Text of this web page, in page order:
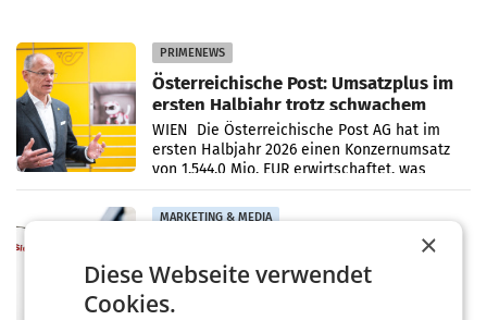
PRIMENEWS
Österreichische Post: Umsatzplus im
ersten Halbjahr trotz schwachem
Briefgeschäft
WIEN Die Österreichische Post AG hat im
ersten Halbjahr 2026 einen Konzernumsatz
von 1.544,0 Mio. EUR erwirtschaftet, was
einem Plus von 3,8 Prozent gegenüber dem
Vergleichszeitraum
MARKETING & MEDIA
überraschend viel Gewinn
UNTERFÖHRING/MAILAND/AMSTERDAM. Der
Fernsehkonzern ProSiebenSat.1 hat im
×
Diese Webseite verwendet
Cookies.